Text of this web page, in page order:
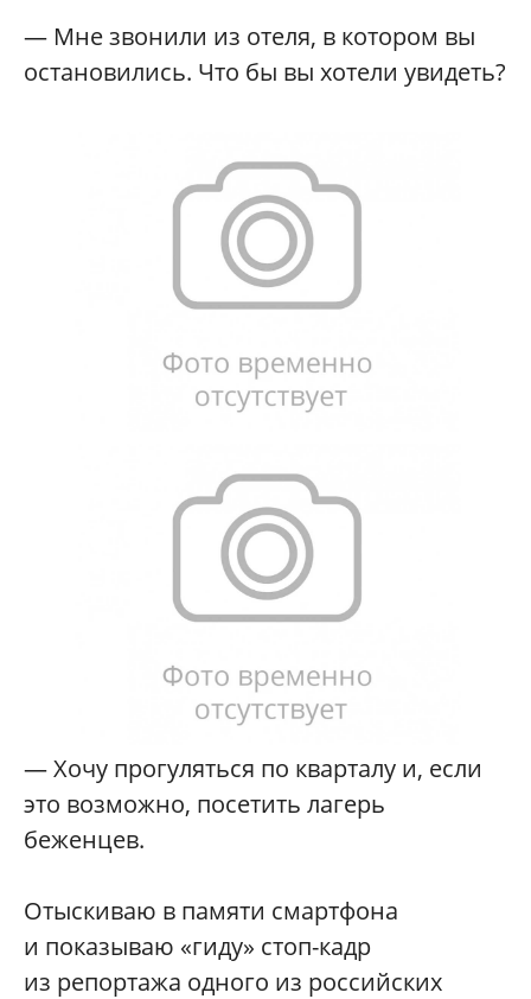
— Мне звонили из отеля, в котором вы
остановились. Что бы вы хотели увидеть?
— Хочу прогуляться по кварталу и, если
это возможно, посетить лагерь
беженцев.
Отыскиваю в памяти смартфона
и показываю «гиду» стоп-кадр
из репортажа одного из российских